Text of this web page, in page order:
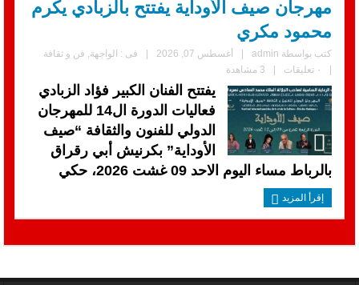
مهرجان صيف الأوداية يفتتح بالزبادي يكرم
محمود مكري
كتب بواسطة admin أغسطس 07, 2026 فى : الواجهة, فن و ثقافة
٠ تعليقات 3 مشاهدة
يفتتح الفنان الكبير فؤاد الزبادي
فعاليات الدورة ال14 للمهرجان
الدولي للفنون والثقافة “صيف
الأوداية” بكرنيش أبي رقراق
بالرباط مساء اليوم الاحد 09 غشت 2026، حكي
إقرأ المزيد